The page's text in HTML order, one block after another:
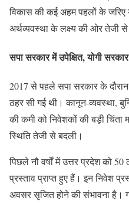
विकास की कई अहम पहलों के जरिए
अर्थव्यवस्था के लक्ष्य की ओर तेजी
सपा सरकार में उपेक्षित, योगी
2017 से पहले सपा सरकार के
ठहर सी गई थी। कानून-व्यवस्था,
की कमी को निवेशकों की बड़ी चिंता
स्थिति तेजी से बदली।
पिछले नौ वर्षों में उत्तर प्रदेश को
प्रस्ताव प्राप्त हुए हैं। इन निवेश
अवसर सृजित होने की संभावना है।